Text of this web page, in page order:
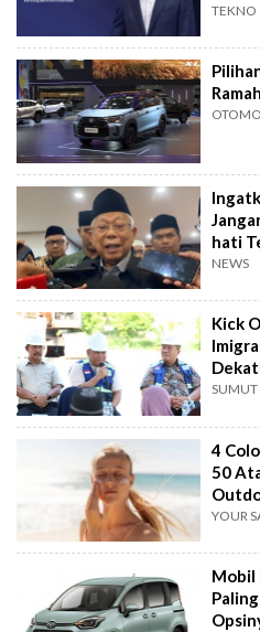
TEKNO
hati
NEWS
Kick
SUMUT
4
50
YOUR
Mobil